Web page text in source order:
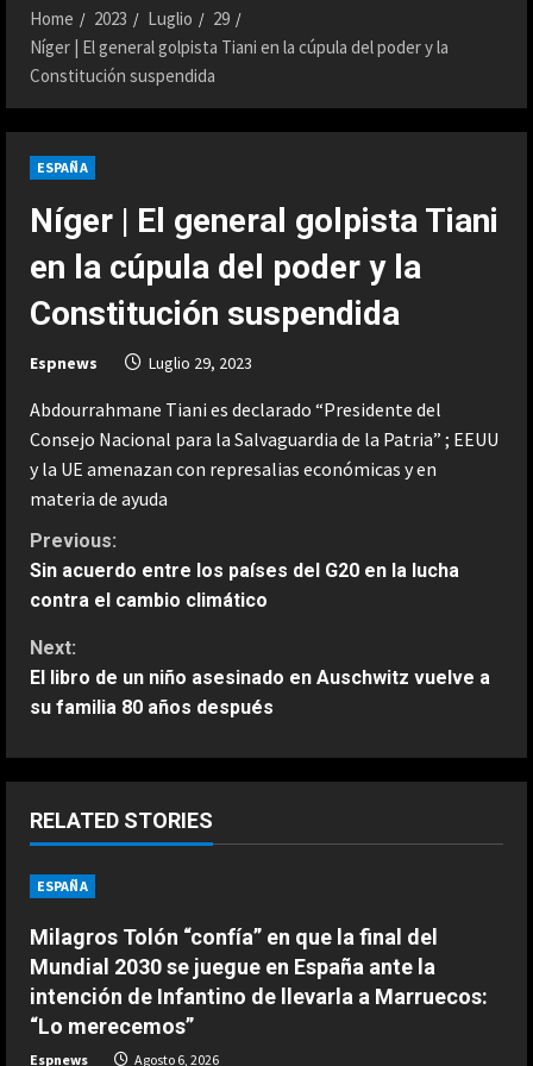
Home 2023 Luglio
29
Níger | El general golpista Tiani en la cúpula del poder y la
Constitución suspendida
ESPAÑA
Níger | El general golpista Tiani
en la cúpula del poder y la
Constitución suspendida
Espnews Luglio 29, 2023
Abdourrahmane Tiani es declarado “Presidente del
Consejo Nacional para la Salvaguardia de la Patria” ; EEUU
y la UE amenazan con represalias económicas y en
materia de ayuda
C
o
n
t
i
u
e
R
e
a
Previous:
Sin acuerdo entre los países del G20 en la lucha
contra el cambio climático
Next:
El libro de un niño asesinado en Auschwitz vuelve a
su familia 80 años después
RELATED STORIES
ESPAÑA
Milagros Tolón “confía” en que la final del
Mundial 2030 se juegue en España ante la
intención de Infantino de llevarla a Marruecos:
“Lo merecemos”
Espnews Agosto 6, 2026
2
ESPAÑA
La FIFA mantiene a Infantino como
presidente aunque admite errores
en su propuesta de privatizar el
Mundial